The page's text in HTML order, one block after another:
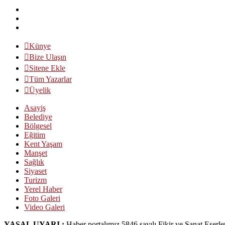
Künye
Bize Ulaşın
Sitene Ekle
Tüm Yazarlar
Üyelik
Asayiş
Belediye
Bölgesel
Eğitim
Kent Yaşam
Manşet
Sağlık
Siyaset
Turizm
Yerel Haber
Foto Galeri
Video Galeri